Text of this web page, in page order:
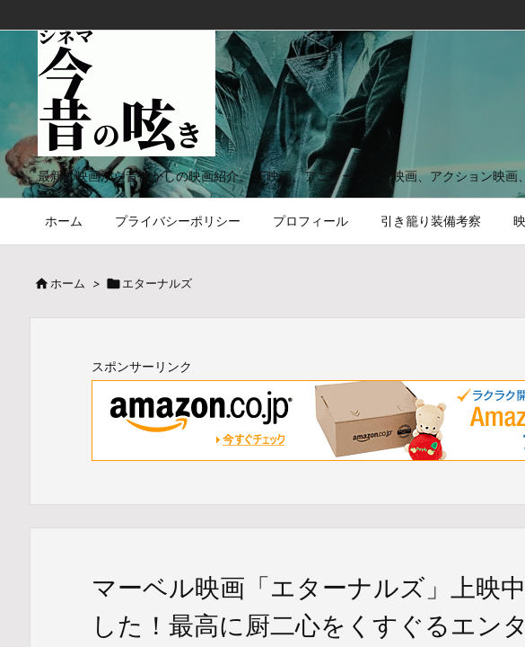
最新の映画から昔懐かしの映画紹介。SF映画、アニメーション映画、アクション映画
ホーム プライバシーポリシー プロフィール 引き籠り装備考察
 ホーム > エターナルズ
スポンサーリンク
マーベル映画「エターナルズ」上映
した！最高に厨二心をくすぐるエン